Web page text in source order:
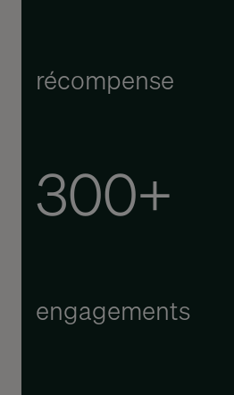
récompense
300+
engagements